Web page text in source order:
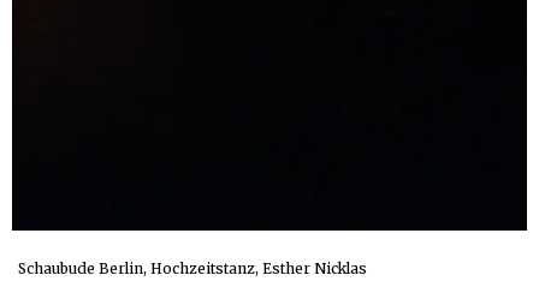
Schaubude Berlin, Hochzeitstanz, Esther Nicklas